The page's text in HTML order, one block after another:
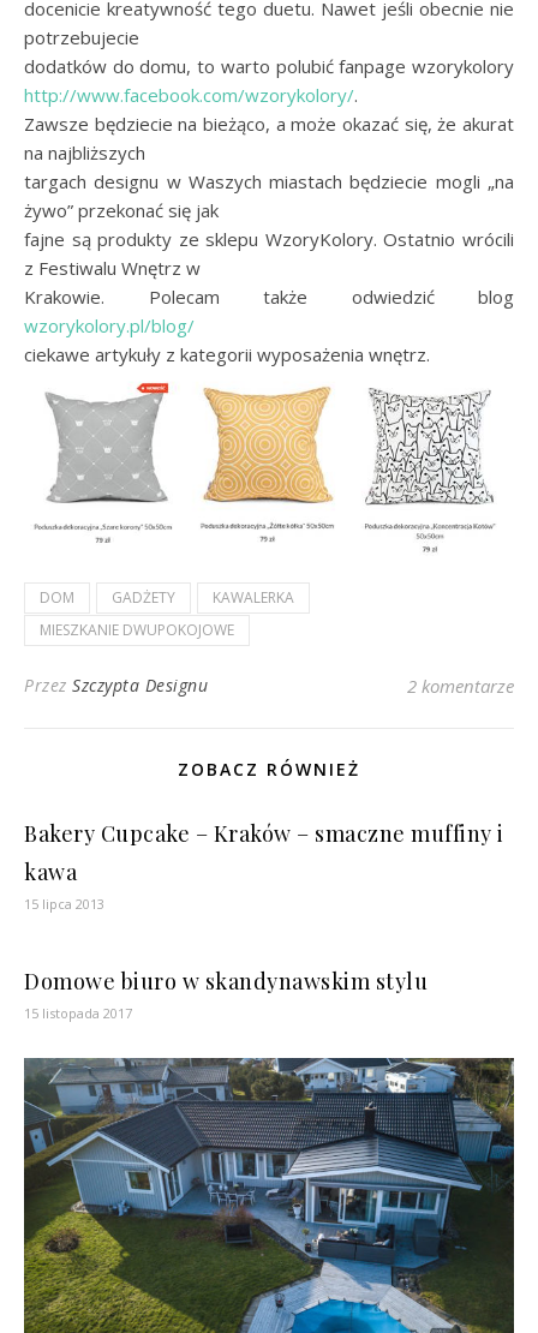
docenicie kreatywność tego duetu. Nawet jeśli obecnie nie
potrzebujecie
dodatków do domu, to warto polubić fanpage wzorykolory
http://www.facebook.com/wzorykolory/.
Zawsze będziecie na bieżąco, a może okazać się, że akurat
na najbliższych
targach designu w Waszych miastach będziecie mogli „na
żywo” przekonać się jak
fajne są produkty ze sklepu WzoryKolory. Ostatnio wrócili
z Festiwalu Wnętrz w
Krakowie. Polecam także odwiedzić blog
wzorykolory.pl/blog/
ciekawe artykuły z kategorii wyposażenia wnętrz.
DOM GADŻETY
KAWALERKA
MIESZKANIE DWUPOKOJOWE
Przez Szczypta Designu 2 komentarze
ZOBACZ RÓWNIEŻ
Bakery Cupcake – Kraków – smaczne muffiny i
kawa
15 lipca 2013
Domowe biuro w skandynawskim stylu
15 listopada 2017